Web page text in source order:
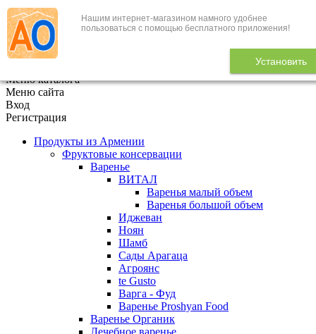
Нашим интернет-магазином намного удобнее
пользоваться с помощью бесплатного приложения!
Установить
+7 (495) 646-888-1
В корзине 0
Меню каталога
Меню сайта
Вход
Регистрация
Продукты из Армении
Фруктовые консервации
Варенье
ВИТАЛ
Варенья малый объем
Варенья большой объем
Иджеван
Ноян
Шамб
Сады Арагаца
Агроянс
te Gusto
Варга - Фуд
Варенье Proshyan Food
Варенье Органик
Лечебное варенье